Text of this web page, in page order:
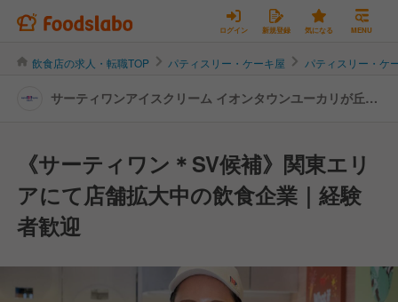
ログイン 新規登録 気になる MENU
飲食店の求人・転職TOP パティスリー・ケーキ屋 パティスリー・ケ
サーティワンアイスクリーム イオンタウンユーカリが丘店
《サーティワン＊SV候補》関東エリ
アにて店舗拡大中の飲食企業｜経験
者歓迎